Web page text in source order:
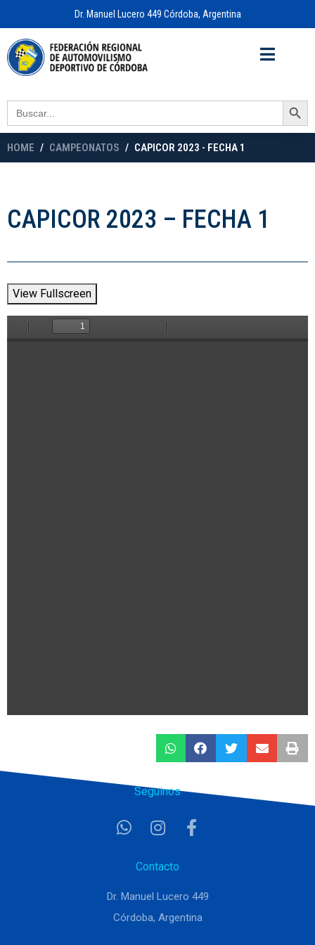
Dr. Manuel Lucero 449 Córdoba, Argentina
Search
for:
Search Button
HOME CAMPEONATOS CAPICOR 2023 - FECHA 1
CAPICOR 2023 – FECHA 1
View Fullscreen
Seguinos
Contacto
Dr. Manuel Lucero 449
Córdoba, Argentina